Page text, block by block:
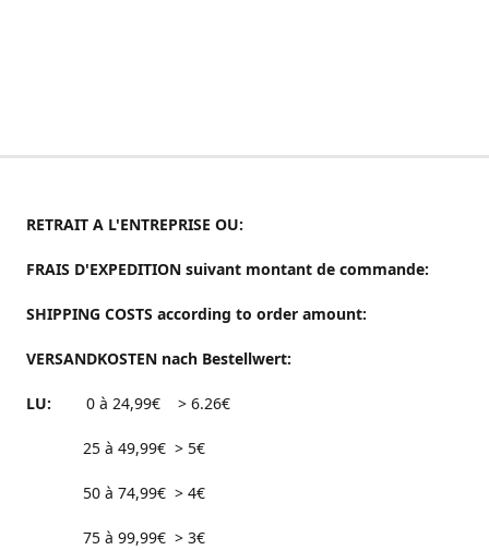
RETRAIT A L'ENTREPRISE OU:
FRAIS D'EXPEDITION suivant montant de commande:
SHIPPING COSTS according to order amount:
VERSANDKOSTEN nach Bestellwert:
LU: 0 à 24,99€ > 6.26€
25 à 49,99€ > 5€
50 à 74,99€ > 4€
75 à 99,99€ > 3€